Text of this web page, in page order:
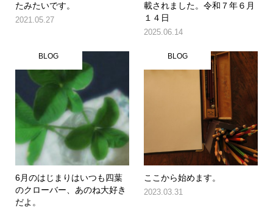
たみたいです。
2021.05.27
載されました。令和７年６月
１４日
2025.06.14
BLOG
6月のはじまりはいつも四葉
のクローバー、あのね大好き
だよ。
BLOG
ここから始めます。
2023.03.31